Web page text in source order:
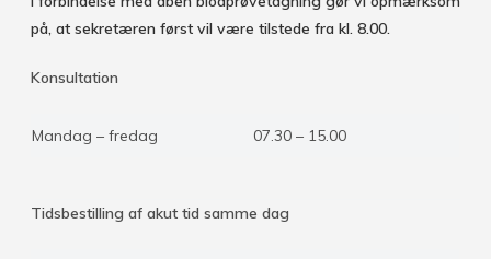
på, at sekretæren først vil være tilstede fra kl. 8.00.
Konsultation
Mandag – fredag 07.30 – 15.00
Tidsbestilling af akut tid samme dag